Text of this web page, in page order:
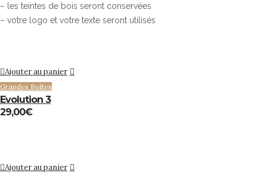
– les teintes de bois seront conservées
– votre logo et votre texte seront utilisés
Ajouter au panier
Grandes Boîtes
Evolution 3
29,00€
Ajouter au panier